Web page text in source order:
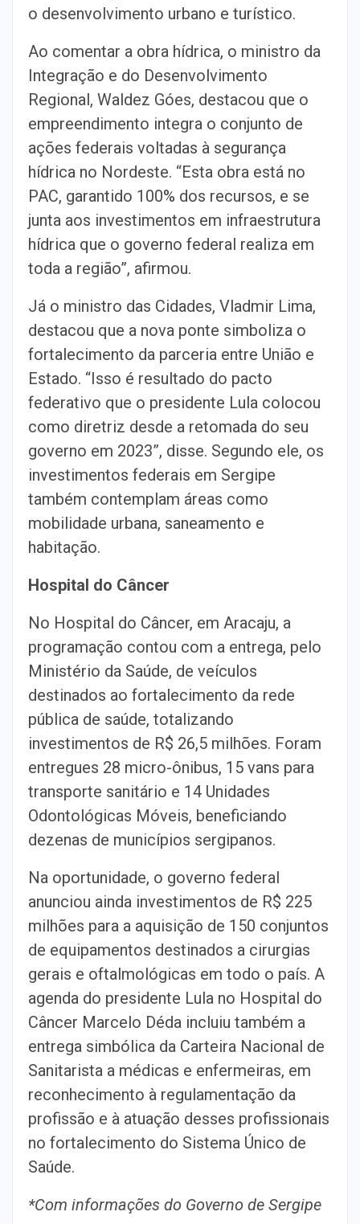
o desenvolvimento urbano e turístico.
Ao comentar a obra hídrica, o ministro da
Integração e do Desenvolvimento
Regional, Waldez Góes, destacou que o
empreendimento integra o conjunto de
ações federais voltadas à segurança
hídrica no Nordeste. “Esta obra está no
PAC, garantido 100% dos recursos, e se
junta aos investimentos em infraestrutura
hídrica que o governo federal realiza em
toda a região”, afirmou.
Já o ministro das Cidades, Vladmir Lima,
destacou que a nova ponte simboliza o
fortalecimento da parceria entre União e
Estado. “Isso é resultado do pacto
federativo que o presidente Lula colocou
como diretriz desde a retomada do seu
governo em 2023”, disse. Segundo ele, os
investimentos federais em Sergipe
também contemplam áreas como
mobilidade urbana, saneamento e
habitação.
Hospital do Câncer
No Hospital do Câncer, em Aracaju, a
programação contou com a entrega, pelo
Ministério da Saúde, de veículos
destinados ao fortalecimento da rede
pública de saúde, totalizando
investimentos de R$ 26,5 milhões. Foram
entregues 28 micro-ônibus, 15 vans para
transporte sanitário e 14 Unidades
Odontológicas Móveis, beneficiando
dezenas de municípios sergipanos.
Na oportunidade, o governo federal
anunciou ainda investimentos de R$ 225
milhões para a aquisição de 150 conjuntos
de equipamentos destinados a cirurgias
gerais e oftalmológicas em todo o país. A
agenda do presidente Lula no Hospital do
Câncer Marcelo Déda incluiu também a
entrega simbólica da Carteira Nacional de
Sanitarista a médicas e enfermeiras, em
reconhecimento à regulamentação da
profissão e à atuação desses profissionais
no fortalecimento do Sistema Único de
Saúde.
*Com informações do Governo de Sergipe